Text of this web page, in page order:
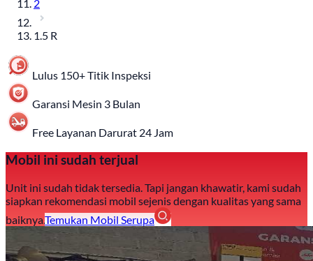
2
1.5 R
Lulus 150+ Titik Inspeksi
Garansi Mesin 3 Bulan
Free Layanan Darurat 24 Jam
Mobil ini sudah terjual
Unit ini sudah tidak tersedia. Tapi jangan khawatir, kami sudah
siapkan rekomendasi mobil sejenis dengan kualitas yang sama
baiknya.Temukan Mobil Serupa